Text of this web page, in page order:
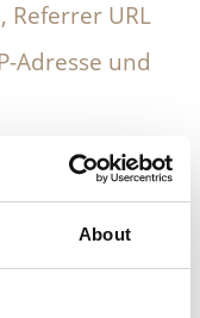
About
Referrer URL
Adresse und
ohne
nur für